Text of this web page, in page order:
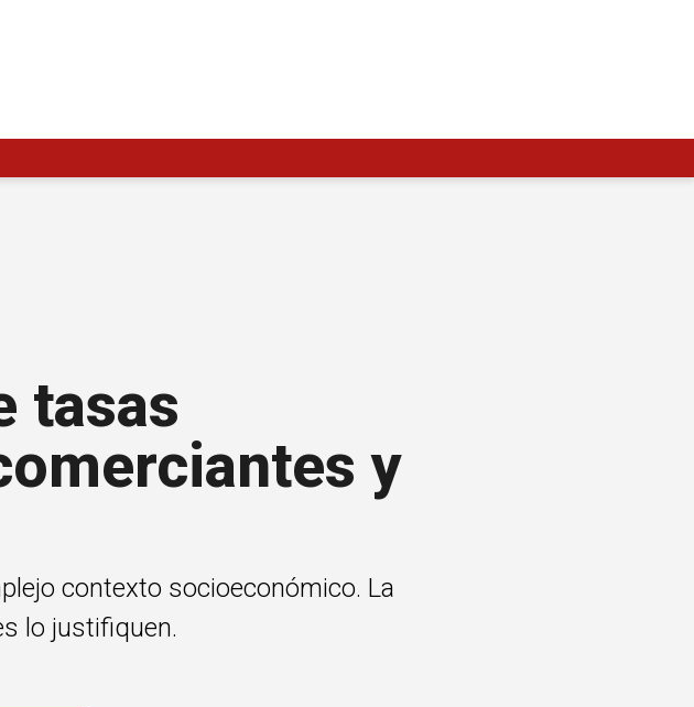
tasas
y
contexto socioeconómico. La
lo justifiquen.